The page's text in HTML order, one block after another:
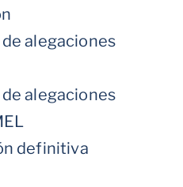
alegaciones
alegaciones
definitiva